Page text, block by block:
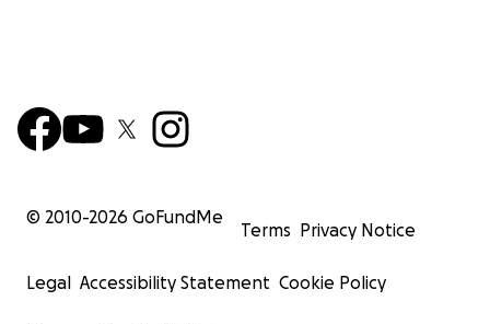
© 2010-2026 GoFundMe
Terms Privacy Notice
Legal Accessibility Statement Cookie Policy